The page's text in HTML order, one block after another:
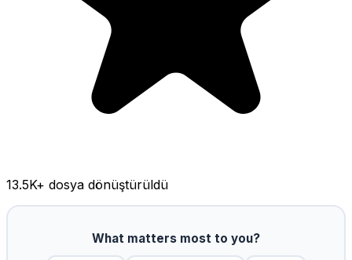
13.5K+ dosya dönüştürüldü
What matters most to you?